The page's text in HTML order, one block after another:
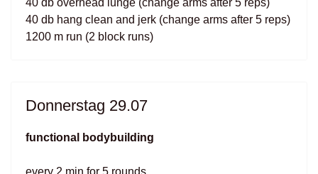
40 db overhead lunge (change arms after 5 reps)
40 db hang clean and jerk (change arms after 5 reps)
1200 m run (2 block runs)
Donnerstag 29.07
functional bodybuilding
every 2 min for 5 rounds